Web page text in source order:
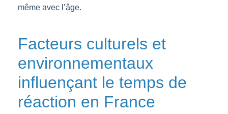
même avec l’âge.
Facteurs culturels et
environnementaux
influençant le temps de
réaction en France